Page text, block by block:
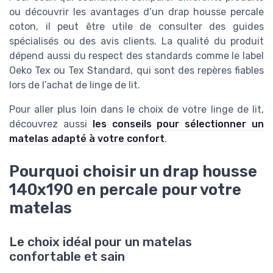
ou découvrir les avantages d’un drap housse percale
coton, il peut être utile de consulter des guides
spécialisés ou des avis clients. La qualité du produit
dépend aussi du respect des standards comme le label
Oeko Tex ou Tex Standard, qui sont des repères fiables
lors de l’achat de linge de lit.
Pour aller plus loin dans le choix de votre linge de lit,
découvrez aussi les conseils pour sélectionner un
matelas adapté à votre confort.
Pourquoi choisir un drap housse
140x190 en percale pour votre
matelas
Le choix idéal pour un matelas
confortable et sain